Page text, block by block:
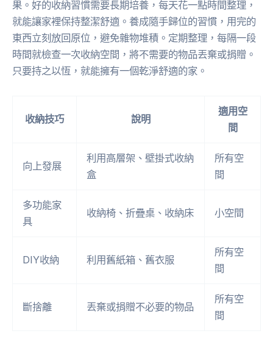
果。好的收納習慣需要長期培養，每天花一點時間整理，
就能讓家裡保持整潔舒適。養成隨手歸位的習慣，用完的
東西立刻放回原位，避免雜物堆積。定期整理，每隔一段
時間就檢查一次收納空間，將不需要的物品丟棄或捐贈。
只要持之以恆，就能擁有一個乾淨舒適的家。
收納技巧 說明
適用空
間
向上發展
利用高層架、壁掛式收納
盒
所有空
間
多功能家
具
收納椅、折疊桌、收納床 小空間
DIY收納 利用舊紙箱、舊衣服
所有空
間
斷捨離 丟棄或捐贈不必要的物品
所有空
間